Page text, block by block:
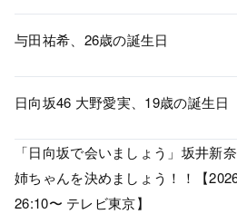
与田祐希、26歳の誕生日
日向坂46 大野愛実、19歳の誕生日
「日向坂で会いましょう」坂井新
姉ちゃんを決めましょう！！【
26:10〜 テレビ東京】